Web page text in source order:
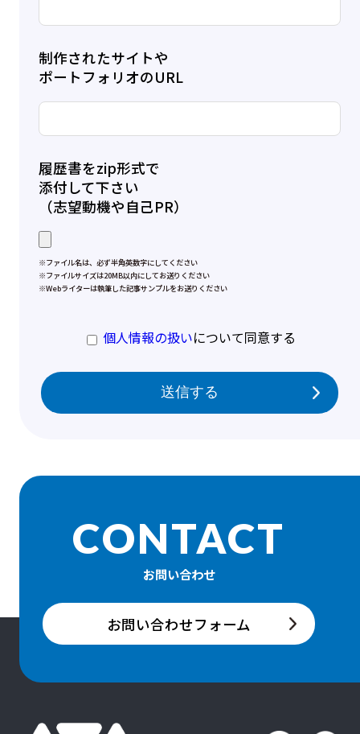
制作されたサイトや
ポートフォリオのURL
履歴書をzip形式で
添付して下さい
（志望動機や自己PR）
※ファイル名は、必ず半角英数字にしてください
※ファイルサイズは20MB以内にしてお送りください
※Webライターは執筆した記事サンプルをお送りください
個人情報の扱いについて同意する
CONTACT
お問い合わせ
お問い合わせフォーム